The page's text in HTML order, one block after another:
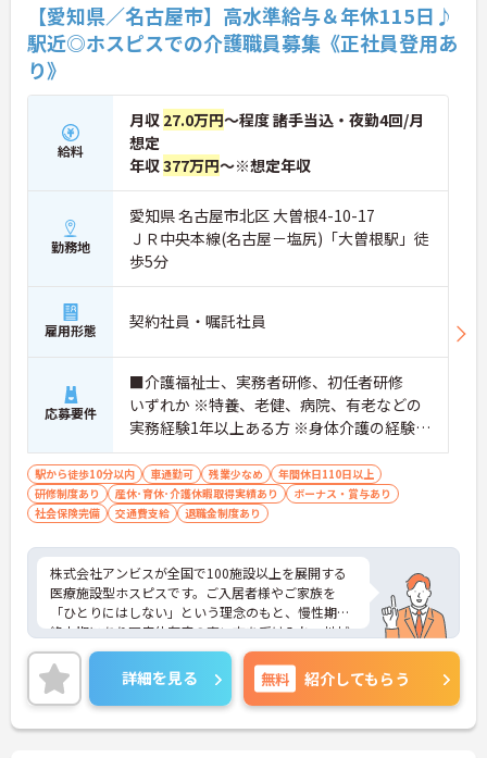
★おすすめPOINT★
＜個別ＯＪＴとチーム連携で着実に成長！＞
・入職後はお一人おひとりの習熟度に合わせた個別
のＯＪＴ研修を実施し、ｅラーニングを用いた学習
の機会も提供されます
・施設内には看護師が24時間常駐しており、急変時
の対応や専門的な医療処置は看護師が担当するため
負担が減ります
・介護スタッフと看護スタッフの比率が1対1で相談
しやすく、初任者研修や実務者研修からでも着実に
専門性を高められます
＜残業月7時間以下で身体の負担を軽減！＞
・常勤で働くスタッフの比率が90パーセント以上と
・訪問スケジュールに沿って施設内でのケアを行う
ため、月平均の残業時間は5時間から7時間程度とか
なり少なめに抑えられます
・夜勤明けの翌日は原則としてお休みとなるシフト
編成が組まれており、しっかりと休息を取りながら
長期的な就業が可能です
＜評価制度でキャリアアップ＞
・介護福祉士や初任者研修などの資格や実務経験、
夜勤回数がしっかりと給与に反映されるためモチベ
ーションを維持できます
・年次を問わずリーダーや主任などのマネジメント
キャリア形成が可能です
【愛知県／名古屋市】高水準給与＆年休115日♪
駅近◎ホスピスでの介護職員募集《正社員登用あ
り》
給料
月収 27.0万円～程度 諸手当込・夜勤4回/月
想定
年収377万円～※想定年収
勤務地
愛知県 名古屋市北区 大曽根4-10-17
ＪＲ中央本線(名古屋－塩尻)「大曽根駅」徒
歩5分
雇用形態 契約社員・嘱託社員
応募要件
■介護福祉士、実務者研修、初任者研修
いずれか ※特養、老健、病院、有老などの
実務経験1年以上ある方 ※身体介護の経験年
以上ある方、機械浴の使用の経験のある方
歓迎
駅から徒歩10分以内 車通勤可 残業少なめ
年間休日110日以上
研修制度あり
産休･育休･介護休暇取得実績あり
ボーナス・賞与あり
社会保険完備
交通費支給 退職金制度あり
株式会社アンビスが全国で100施設以上を展開する
医療施設型ホスピスです。ご入居者様やご家族を
「ひとりにはしない」という理念のもと、慢性期や
終末期にあり医療依存度の高い方を受け入れ、地域
医療を支える社会的意義の高い事業を推進していま
す。現場には看護師が24時間常駐しています。急変
時の対応や医療行為は看護師が担当するため、初任
者研修や実務者研修の方も食事介助や入浴介助など
の生活を支えるケアに専念できる環境です。多職種
詳細を見る 無料 紹介してもらう